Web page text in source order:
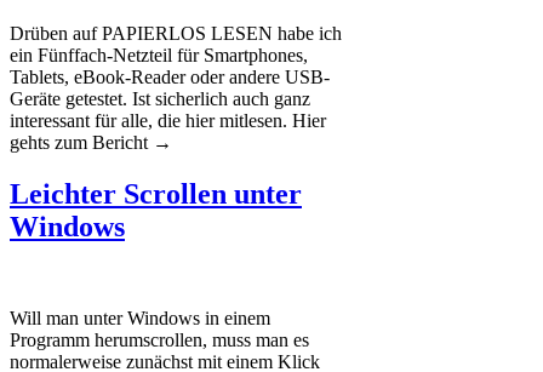
Drüben auf PAPIERLOS LESEN habe ich
ein Fünffach-Netzteil für Smartphones,
Tablets, eBook-Reader oder andere USB-
Geräte getestet. Ist sicherlich auch ganz
interessant für alle, die hier mitlesen. Hier
gehts zum Bericht →
Leichter Scrollen unter
Windows
Will man unter Windows in einem
Programm herumscrollen, muss man es
normalerweise zunächst mit einem Klick